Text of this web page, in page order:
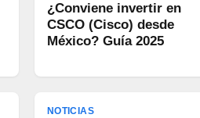
¿Conviene invertir en
CSCO (Cisco) desde
México? Guía 2025
NOTICIAS